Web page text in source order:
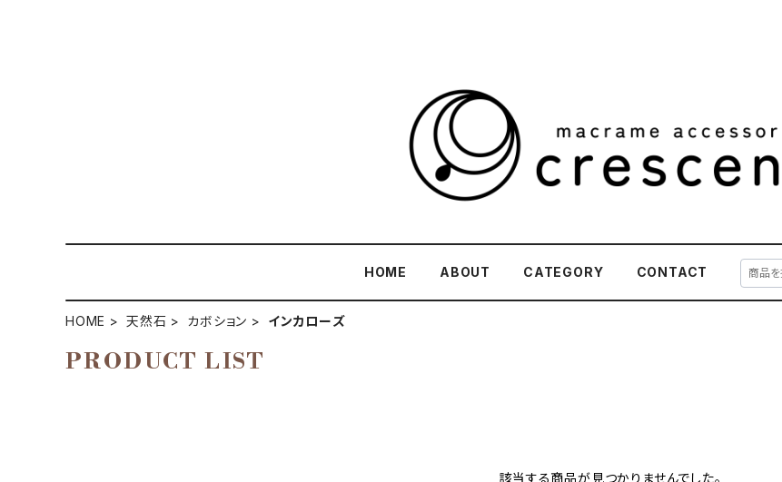
HOME ABOUT CATEGORY CONTACT
HOME 天然石 カボション インカローズ
PRODUCT LIST
該当する商品が見つかりませんでした。